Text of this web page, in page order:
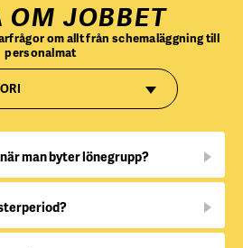
OM JOBBET
om allt från schemaläggning till
personalmat
man byter lönegrupp?